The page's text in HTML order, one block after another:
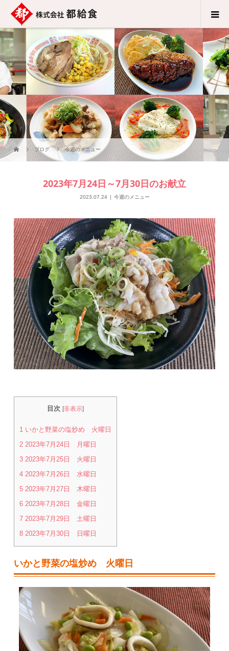
ブログ 今週のメニュー
2023年7月24日～7月30日のお献立
2023.07.24 今週のメニュー
目次 [非表示]
1 いかと野菜の塩炒め 火曜日
2 2023年7月24日 月曜日
3 2023年7月25日 火曜日
4 2023年7月26日 水曜日
5 2023年7月27日 木曜日
6 2023年7月28日 金曜日
7 2023年7月29日 土曜日
8 2023年7月30日 日曜日
いかと野菜の塩炒め 火曜日